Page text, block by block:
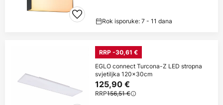
Rok isporuke: 7 - 11 dana
RRP -30,61 €
EGLO connect Turcona-Z LED stropna
svjetiljka 120x30cm
125,90 €
RRP156,51 €